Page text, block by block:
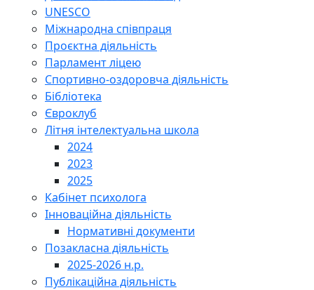
UNESCO
Міжнародна співпраця
Проєктна діяльність
Парламент ліцею
Спортивно-оздоровча діяльність
Бібліотека
Євроклуб
Літня інтелектуальна школа
2024
2023
2025
Кабінет психолога
Інноваційна діяльність
Нормативні документи
Позакласна діяльність
2025-2026 н.р.
Публікаційна діяльність